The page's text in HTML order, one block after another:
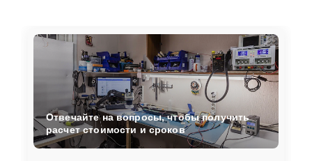
Отвечайте на вопросы, чтобы получить
расчет стоимости и сроков